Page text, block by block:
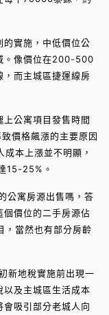
的實施，中低價位公
。像價位在200-500
而主城區捷運線房
公寓項目發售時間
價格飆漲的主要原因
本上漲並不明顯，
15-25%。
公寓房源出售嗎，答
價位的二手房源佔
，當然也有部分房齡
新地稅實施前出現一
及主城區生活成本
吸引部分老城人向